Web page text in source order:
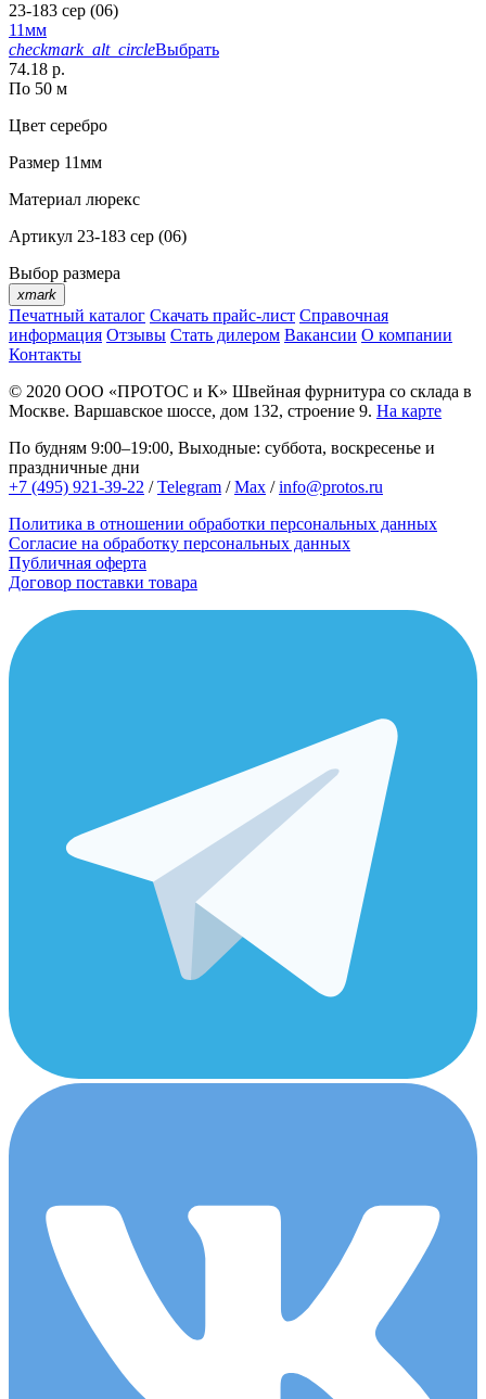
23-183 сер (06)
11мм
checkmark_alt_circleВыбрать
74.18 р.
По 50 м
Цвет серебро
Размер 11мм
Материал люрекс
Артикул 23-183 сер (06)
Выбор размера
xmark
Печатный каталог Скачать прайс-лист Справочная
информация Отзывы Стать дилером Вакансии О компании
Контакты
© 2020 ООО «ПРОТОС и К» Швейная фурнитура со склада в
Москве. Варшавское шоссе, дом 132, строение 9. На карте
По будням 9:00–19:00, Выходные: суббота, воскресенье и
праздничные дни
+7 (495) 921-39-22 /Telegram /Max /info@protos.ru
Политика в отношении обработки персональных данных
Согласие на обработку персональных данных
Публичная оферта
Договор поставки товара